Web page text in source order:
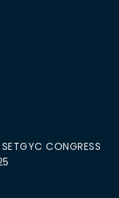
CONGRESS